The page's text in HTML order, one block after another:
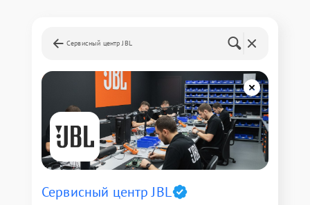
Сервисный центр JBL
Сервисный центр JBL